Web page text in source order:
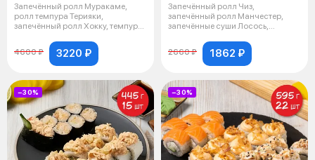
Запечённый ролл Муракаме,
ролл темпура Терияки,
запечённый ролл Хокку, темпура
4600 ₽
3220 ₽
Запечённый ролл Чиз,
запечённый ролл Манчестер,
запечённые суши Лосось,
2660 ₽
1862 ₽
−30% −30%